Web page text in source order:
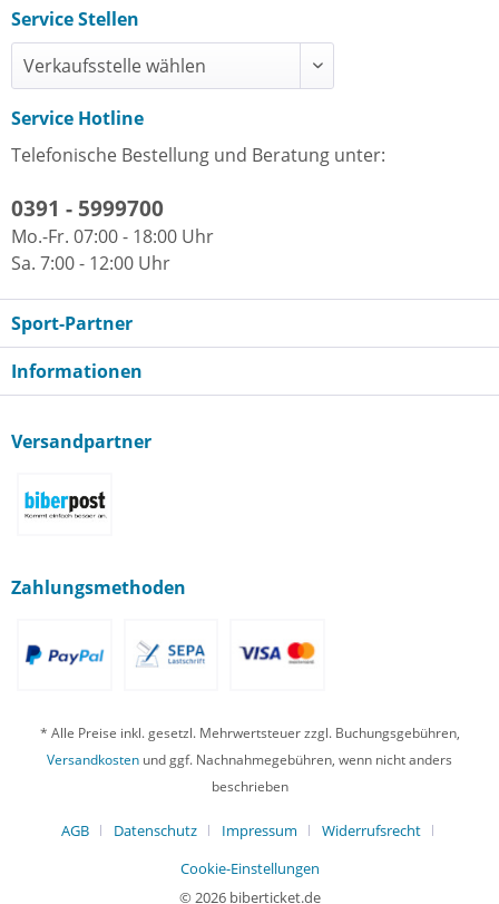
Service Stellen
Service Hotline
Telefonische Bestellung und Beratung unter:
0391 - 5999700
Mo.-Fr. 07:00 - 18:00 Uhr
Sa. 7:00 - 12:00 Uhr
Sport-Partner
Informationen
Versandpartner
Zahlungsmethoden
* Alle Preise inkl. gesetzl. Mehrwertsteuer zzgl. Buchungsgebühren,
Versandkosten und ggf. Nachnahmegebühren, wenn nicht anders
beschrieben
AGB Datenschutz Impressum
Widerrufsrecht
Cookie-Einstellungen
© 2026 biberticket.de